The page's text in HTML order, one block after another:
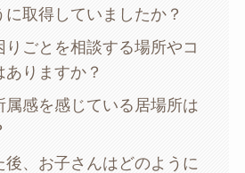
取得していましたか？
りごとを相談する場所やコ
ありますか？
属感を感じている居場所は
後、お子さんはどのように